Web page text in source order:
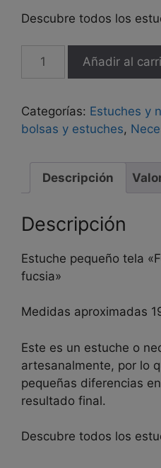
Descubre todos los
Estuche
"Furgonetas
Snoopy
cantidad
Añadir al
Categorías: Estuches y
bolsas y estuches,
Descripción
Descripción
Estuche pequeño tela
fucsia»
Medidas aproximadas
Este es un estuche o
artesanalmente, por lo
pequeñas diferencias
resultado final.
Descubre todos los